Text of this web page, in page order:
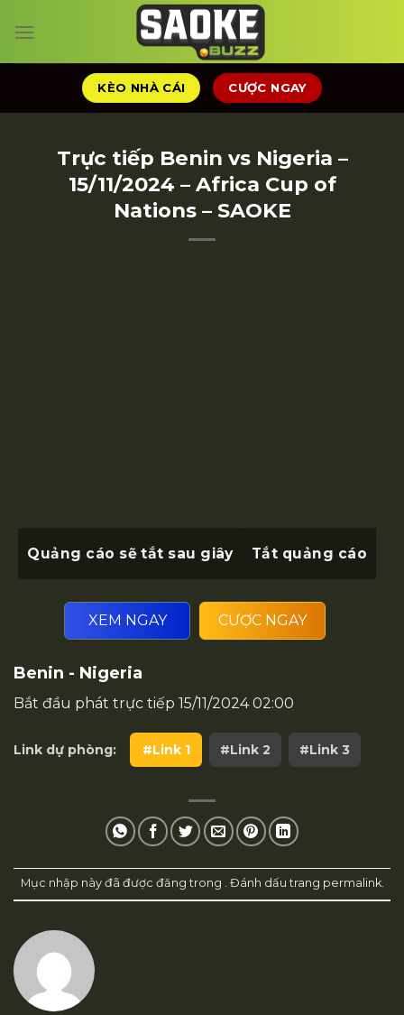
đến
KÈO NHÀ CÁI CƯỢC NGAY
Trực tiếp Benin vs Nigeria –
15/11/2024 – Africa Cup of
Nations – SAOKE
Quảng cáo sẽ tắt sau giây Tắt quảng cáo
XEM NGAY CƯỢC NGAY
Benin - Nigeria
Bắt đầu phát trực tiếp 15/11/2024 02:00
Link dự phòng: #Link 1 #Link 2 #Link 3
Mục nhập này đã được đăng trong . Đánh dấu trang permalink.